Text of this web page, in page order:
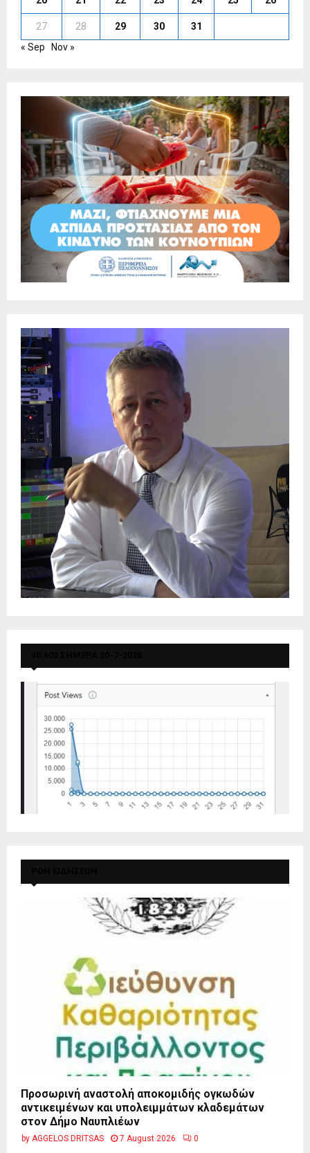
27 28 29 30
31
« Sep
Nov »
Προσωρινή αναστολή αποκομιδής ογκωδών
αντικειμένων και υπολειμμάτων κλαδεμάτων
στον Δήμο Ναυπλιέων
by AGGELOS DRITSAS 7 August 2026 0